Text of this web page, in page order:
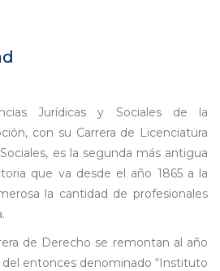
Jurídicas y Sociales de la
con su Carrera de Licenciatura
es la segunda más antigua
que va desde el año 1865 a la
la cantidad de profesionales
de Derecho se remontan al año
entonces denominado “Instituto